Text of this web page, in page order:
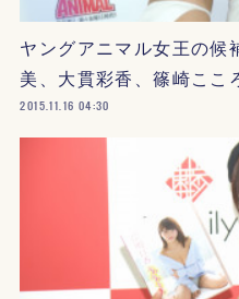
ヤングアニマル女王の候
美、大貫彩香、篠崎こ
2015.11.16 04:30